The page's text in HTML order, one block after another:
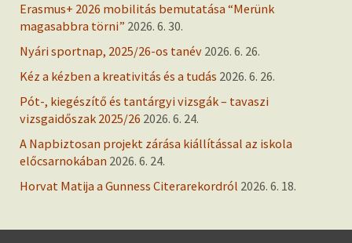
Erasmus+ 2026 mobilitás bemutatása “Merünk
magasabbra törni” 2026. 6. 30.
Nyári sportnap, 2025/26-os tanév 2026. 6. 26.
Kéz a kézben a kreativitás és a tudás 2026. 6. 26.
Pót-, kiegészítő és tantárgyi vizsgák – tavaszi
vizsgaidőszak 2025/26 2026. 6. 24.
A Napbiztosan projekt zárása kiállítással az iskola
előcsarnokában 2026. 6. 24.
Horvat Matija a Gunness Citerarekordról 2026. 6. 18.